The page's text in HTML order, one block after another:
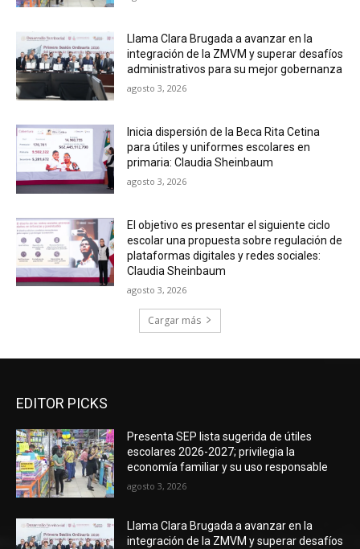
Llama Clara Brugada a avanzar en la
integración de la ZMVM y superar desafíos
administrativos para su mejor gobernanza
agosto 3, 2026
Inicia dispersión de la Beca Rita Cetina
para útiles y uniformes escolares en
primaria: Claudia Sheinbaum
agosto 3, 2026
El objetivo es presentar el siguiente ciclo
escolar una propuesta sobre regulación de
plataformas digitales y redes sociales:
Claudia Sheinbaum
agosto 3, 2026
Cargar más
EDITOR PICKS
Presenta SEP lista sugerida de útiles
escolares 2026-2027; privilegia la
economía familiar y su uso responsable
agosto 3, 2026
Llama Clara Brugada a avanzar en la
integración de la ZMVM y superar desafíos